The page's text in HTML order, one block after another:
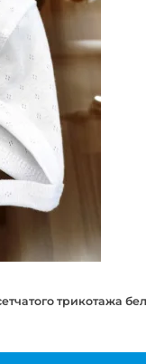
трикотажа